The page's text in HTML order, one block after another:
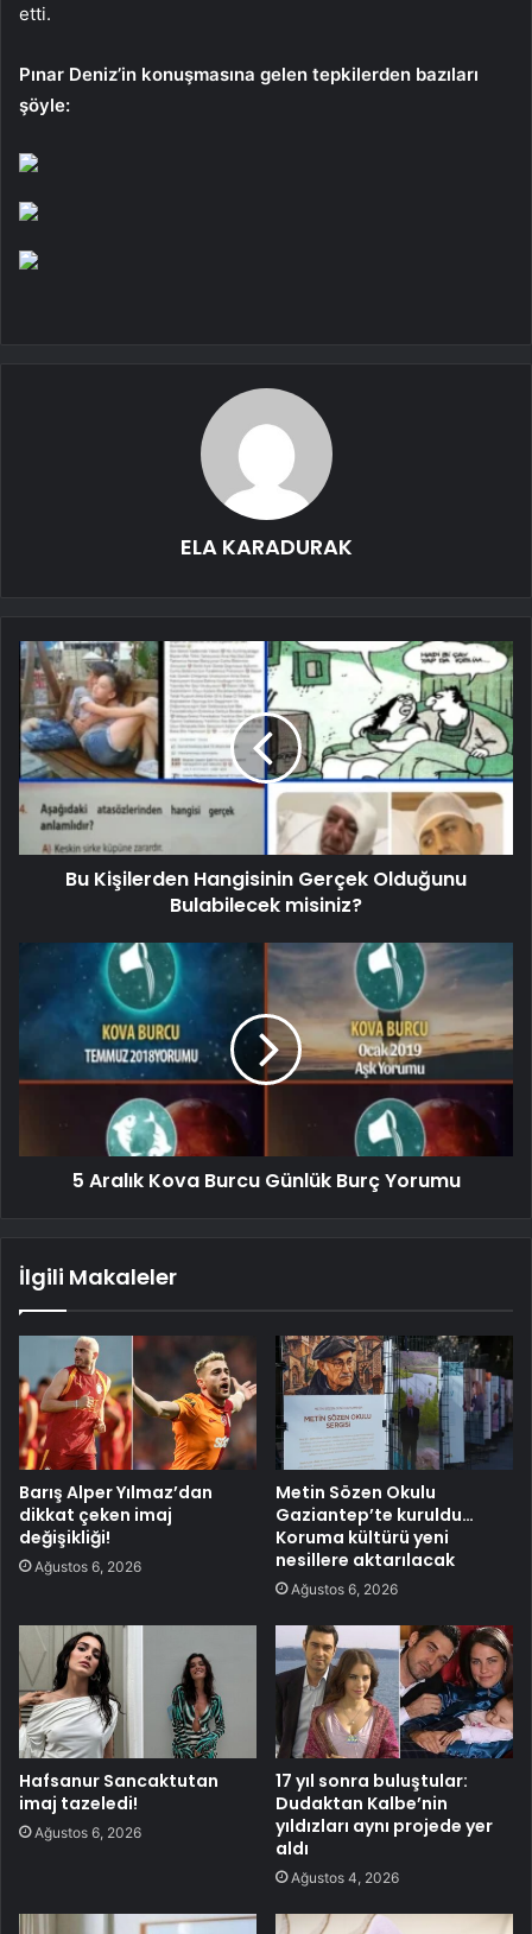
etti.
Pınar Deniz’in konuşmasına gelen tepkilerden bazıları
şöyle:
ELA KARADURAK
Bu Kişilerden Hangisinin Gerçek Olduğunu
Bulabilecek misiniz?
5 Aralık Kova Burcu Günlük Burç Yorumu
İlgili Makaleler
Barış Alper Yılmaz’dan
dikkat çeken imaj
değişikliği!
Ağustos 6, 2026
Metin Sözen Okulu
Gaziantep’te kuruldu…
Koruma kültürü yeni
nesillere aktarılacak
Ağustos 6, 2026
Hafsanur Sancaktutan
imaj tazeledi!
Ağustos 6, 2026
17 yıl sonra buluştular:
Dudaktan Kalbe’nin
yıldızları aynı projede yer
aldı
Ağustos 4, 2026